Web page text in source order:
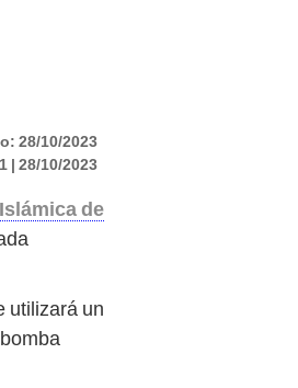
28/10/2023
| 28/10/2023
de
utilizará un